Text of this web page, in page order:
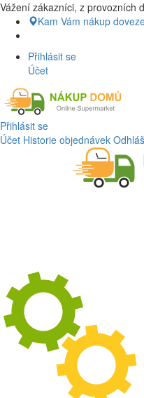
Vážení zákazníci, z provozních
Kam Vám nákup
Přihlásit se
Účet
Přihlásit se
Účet Historie objednávek